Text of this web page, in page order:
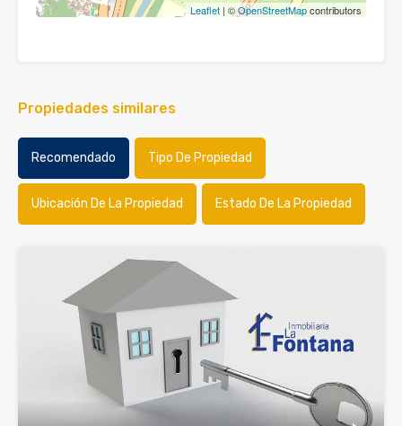
Leaflet | ©OpenStreetMapcontributors
Propiedades similares
Recomendado Tipo De Propiedad
Ubicación De La Propiedad Estado De La Propiedad